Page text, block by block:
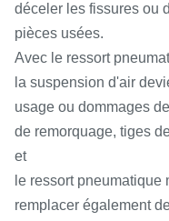
déceler les fissures ou
pièces usées.
Avec le ressort
la suspension d'air
usage ou dommages
de remorquage, tiges
et
le ressort pneumatique
remplacer également